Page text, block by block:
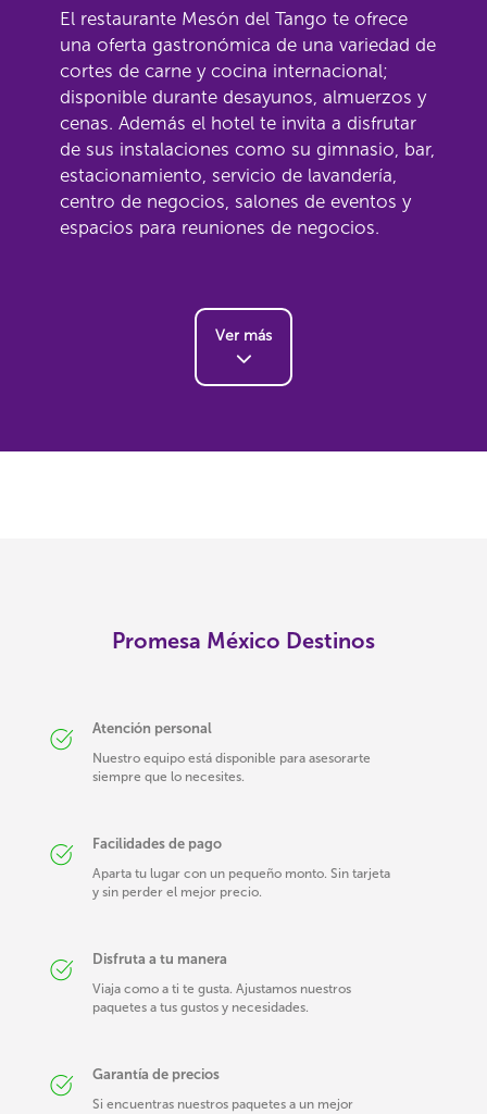
El restaurante Mesón del Tango te ofrece
una oferta gastronómica de una variedad de
cortes de carne y cocina internacional;
disponible durante desayunos, almuerzos y
cenas. Además el hotel te invita a disfrutar
de sus instalaciones como su gimnasio, bar,
estacionamiento, servicio de lavandería,
centro de negocios, salones de eventos y
espacios para reuniones de negocios.
Ver más
Promesa México Destinos
Atención personal
Nuestro equipo está disponible para asesorarte
siempre que lo necesites.
Facilidades de pago
Aparta tu lugar con un pequeño monto. Sin tarjeta
y sin perder el mejor precio.
Disfruta a tu manera
Viaja como a ti te gusta. Ajustamos nuestros
paquetes a tus gustos y necesidades.
Garantía de precios
Si encuentras nuestros paquetes a un mejor